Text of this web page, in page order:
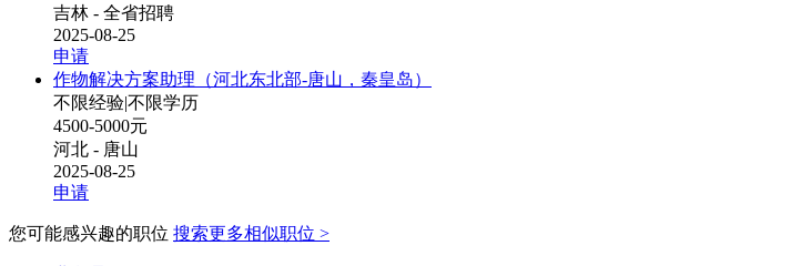
吉林 - 全省招聘
2025-08-25
申请
作物解决方案助理（河北东北部-唐山，秦皇岛）
不限经验|不限学历
4500-5000元
河北 - 唐山
2025-08-25
申请
您可能感兴趣的职位 搜索更多相似职位 >